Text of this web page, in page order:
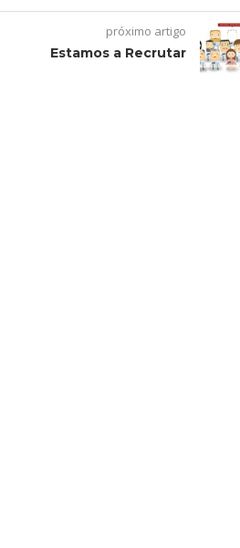
próximo artigo
Estamos a Recrutar